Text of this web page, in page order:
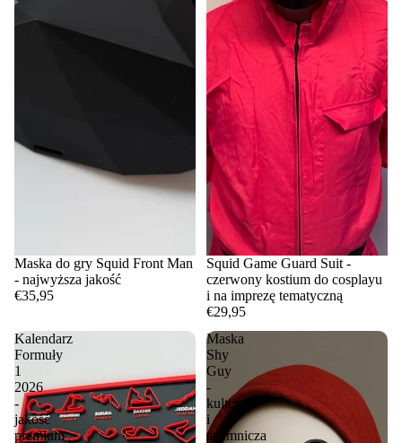
Maska do gry Squid Front Man
- najwyższa jakość
€35,95
Squid Game Guard Suit -
czerwony kostium do cosplayu
i na imprezę tematyczną
€29,95
Kalendarz
Formuły
1
2026
-
jakość
premium
Maska
Shy
Guy
-
kultowa
i
tajemnicza